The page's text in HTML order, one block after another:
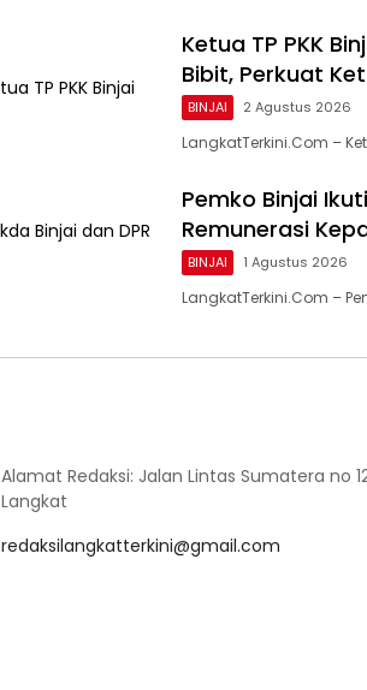
Ketua TP PKK
Bibit, Perkuat
BINJAI 2 Agustus 2026
LangkatTerkini.Com –
Pemko Binjai
Remunerasi
BINJAI 1 Agustus 2026
LangkatTerkini.Com –
Alamat Redaksi: Jalan Lintas Sumatera no
Langkat
redaksilangkatterkini@gmail.com